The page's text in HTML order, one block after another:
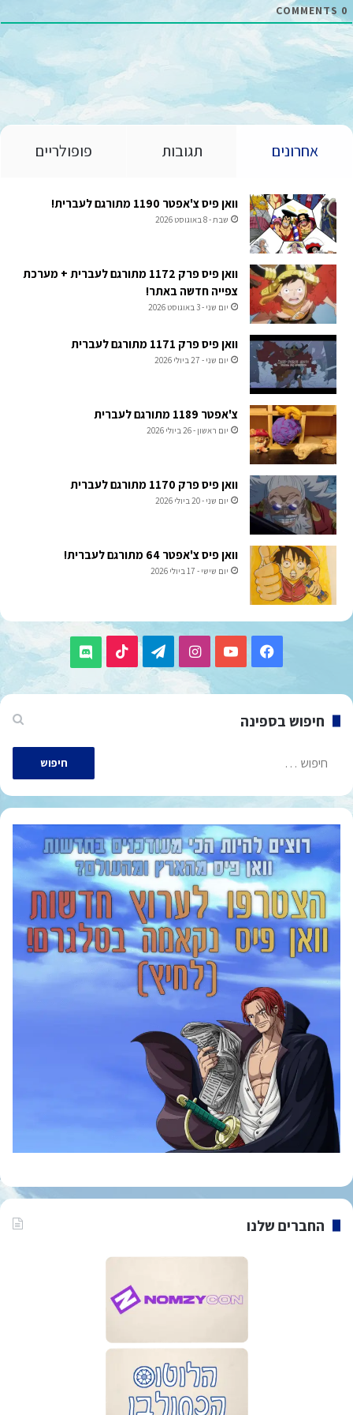
0
אחרונים תגובות פופולריים
וואן פיס צ'אפטר 1190 מתורגם לעברית!
שבת - 8 באוגוסט 2026
וואן פיס פרק 1172 מתורגם לעברית + מערכת
צפייה חדשה באתר!
יום שני - 3 באוגוסט 2026
וואן פיס פרק 1171 מתורגם לעברית
יום שני - 27 ביולי 2026
צ'אפטר 1189 מתורגם לעברית
יום ראשון - 26 ביולי 2026
וואן פיס פרק 1170 מתורגם לעברית
יום שני - 20 ביולי 2026
וואן פיס צ'אפטר 64 מתורגם לעברית!
יום שישי - 17 ביולי 2026
Facebook
YouTube
Instagram
Telegram
TikTok
Discord
חיפוש בספינה
חיפוש:
החברים שלנו